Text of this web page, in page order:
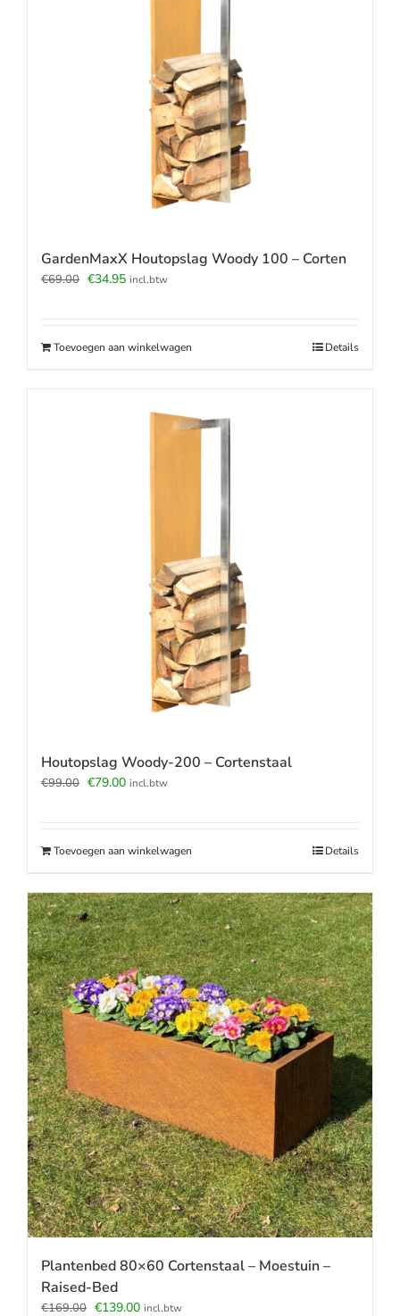
GardenMaxX Houtopslag Woody 100 – Corten
€69.00 Oorspronkelijke
€34.95Huidige
incl.btw
Toevoegen aan winkelwagen Details
Houtopslag Woody-200 – Cortenstaal
€99.00 Oorspronkelijke
€79.00Huidige
incl.btw
Toevoegen aan winkelwagen Details
Plantenbed 80×60 Cortenstaal – Moestuin –
Raised-Bed
€169.00 Oorspronkelijke
€139.00Huidige
incl.btw